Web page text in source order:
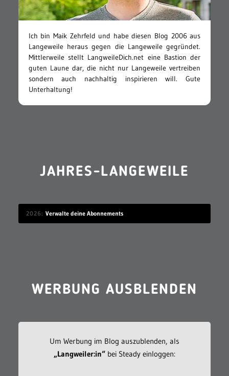
Ich bin Maik Zehrfeld und habe diesen Blog 2006 aus
Langeweile heraus gegen die Langeweile gegründet.
Mittlerweile stellt LangweileDich.net eine Bastion der
guten Laune dar, die nicht nur Langeweile vertreiben
sondern auch nachhaltig inspirieren will. Gute
Unterhaltung!
JAHRES-LANGEWEILE
2026 Verwalte deine Abonnements
WERBUNG AUSBLENDEN
Um Werbung im Blog auszublenden, als
„Langweiler:in“bei Steady einloggen: